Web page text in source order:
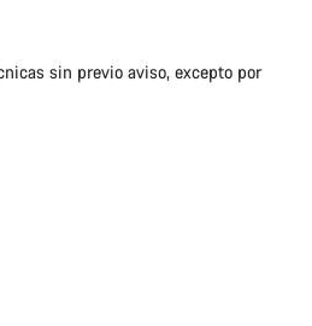
sin previo aviso, excepto por